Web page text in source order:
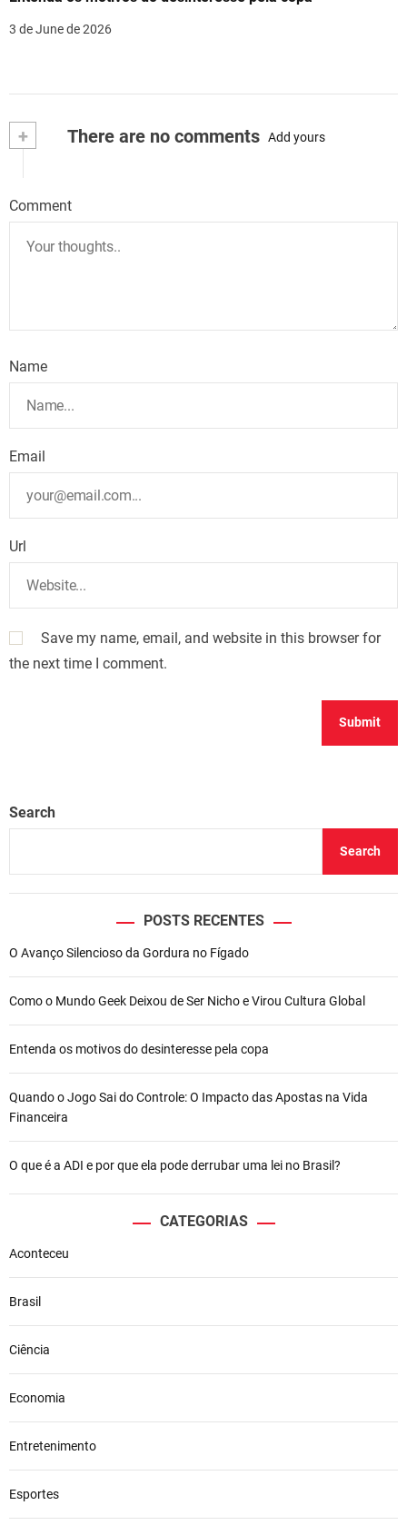
3 de June de 2026
+ There are no comments Add yours
Comment
Name
Email
Url
Save my name, email, and website in this browser for
the next time I comment.
Search
Search
POSTS RECENTES
O Avanço Silencioso da Gordura no Fígado
Como o Mundo Geek Deixou de Ser Nicho e Virou Cultura Global
Entenda os motivos do desinteresse pela copa
Quando o Jogo Sai do Controle: O Impacto das Apostas na Vida
Financeira
O que é a ADI e por que ela pode derrubar uma lei no Brasil?
CATEGORIAS
Aconteceu
Brasil
Ciência
Economia
Entretenimento
Esportes